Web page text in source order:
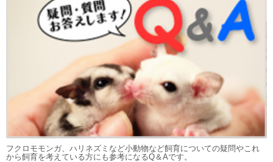
フクロモモンガ、ハリネズミなど小動物など飼育についての疑問やこれ
から飼育を考えている方にも参考になるQ＆Aです。